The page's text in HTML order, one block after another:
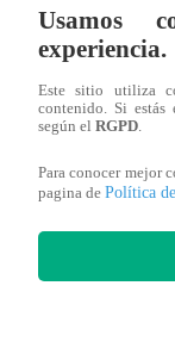
La Bibi’ y ‘el
cetro de la
Loero
Usamos
experiencia.
Este sitio utiliza
contenido. Si estás
según el RGPD
Para conocer mejor
pagina de Política